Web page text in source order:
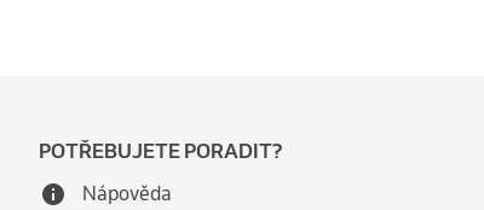
POTŘEBUJETE PORADIT?
Nápověda